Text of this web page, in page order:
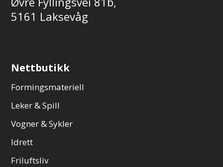
5161 Laksevåg
Nettbutikk
Formingsmateriell
Leker & Spill
Vogner & Sykler
Idrett
Friluftsliv